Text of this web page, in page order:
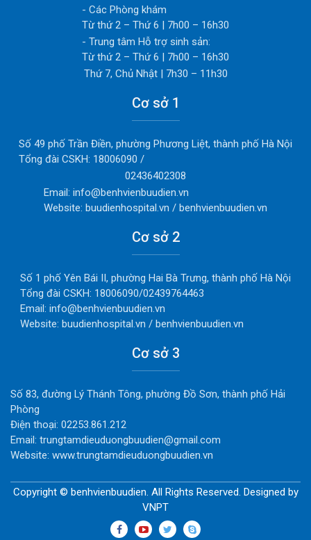
- Các Phòng khám
Từ thứ 2 – Thứ 6 | 7h00 – 16h30
- Trung tâm Hỗ trợ sinh sản:
Từ thứ 2 – Thứ 6 | 7h00 – 16h30
Thứ 7, Chủ Nhật | 7h30 – 11h30
Cơ sở 1
Số 49 phố Trần Điền, phường Phương Liệt, thành phố Hà Nội
Tổng đài CSKH: 18006090 /
02436402308
Email: info@benhvienbuudien.vn
Website: buudienhospital.vn / benhvienbuudien.vn
Cơ sở 2
Số 1 phố Yên Bái II, phường Hai Bà Trưng, thành phố Hà Nội
Tổng đài CSKH: 18006090/02439764463
Email: info@benhvienbuudien.vn
Website: buudienhospital.vn / benhvienbuudien.vn
Cơ sở 3
Số 83, đường Lý Thánh Tông, phường Đồ Sơn, thành phố Hải
Phòng
Điện thoại: 02253.861.212
Email: trungtamdieuduongbuudien@gmail.com
Website: www.trungtamdieuduongbuudien.vn
Copyright © benhvienbuudien. All Rights Reserved. Designed by
VNPT